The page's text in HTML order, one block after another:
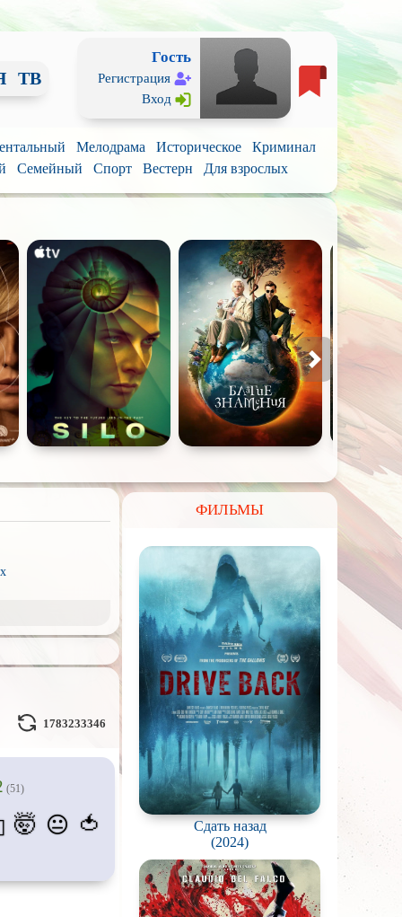
ТВ
Гость
Регистрация
Вход
Мелодрама Историческое
Криминал
Семейный Спорт Вестерн Для взрослых
кино
миры
1783233346
(51)
🤯 😐 🍅
ФИЛЬМЫ
Сдать назад
(2024)